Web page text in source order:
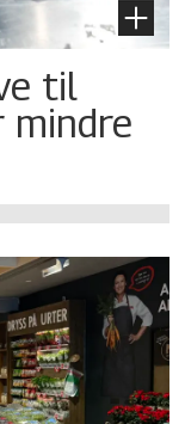
til
mindre